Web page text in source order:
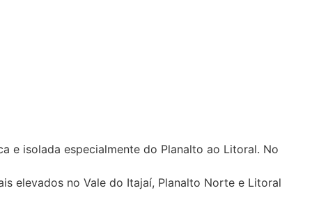
e isolada especialmente do Planalto ao Litoral. No
elevados no Vale do Itajaí, Planalto Norte e Litoral